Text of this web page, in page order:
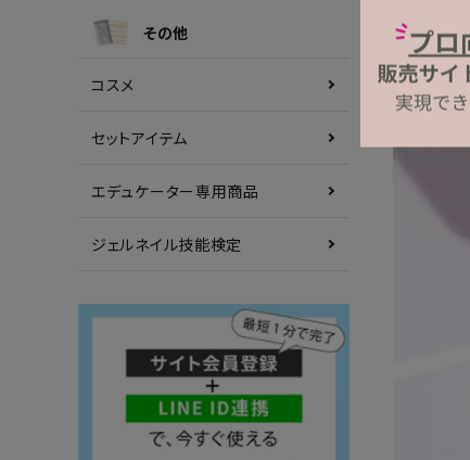
その他
コスメ
セットアイテム
エデュケーター専用商品
ジェルネイル技能検定